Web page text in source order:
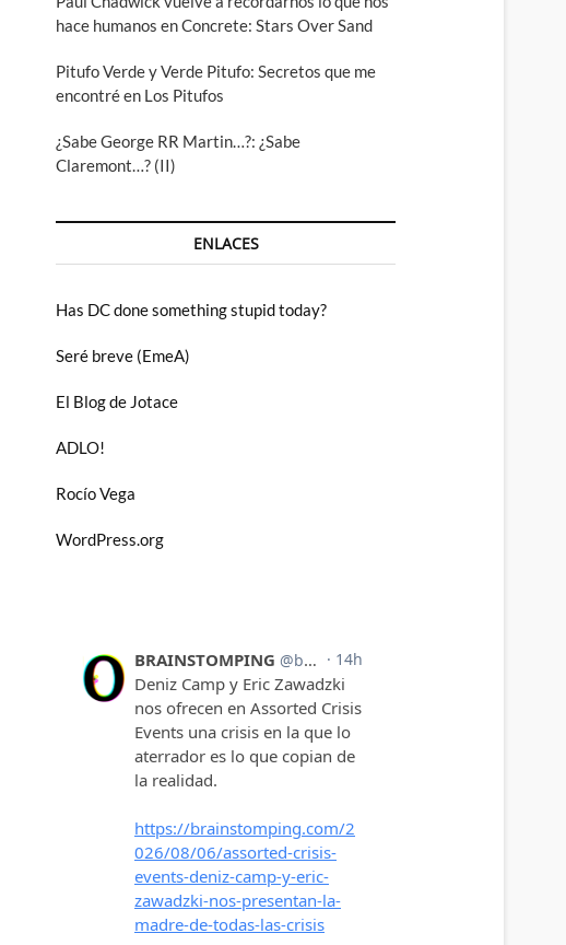
hace humanos en Concrete: Stars Over Sand
Pitufo Verde y Verde Pitufo: Secretos que me
encontré en Los Pitufos
¿Sabe George RR Martin…?: ¿Sabe
Claremont…? (II)
ENLACES
Has DC done something stupid today?
Seré breve (EmeA)
El Blog de Jotace
ADLO!
Rocío Vega
WordPress.org